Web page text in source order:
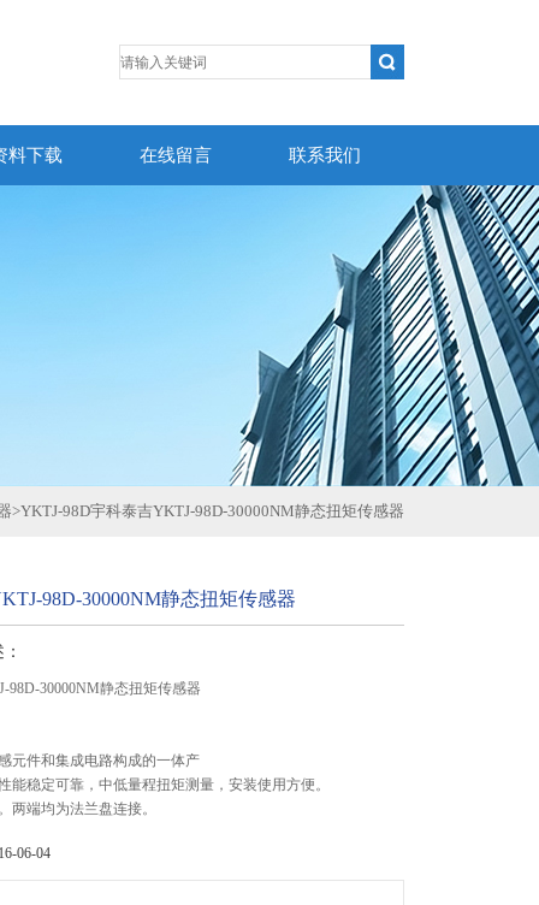
料下载 在线留言 联系我们
>YKTJ-98D宇科泰吉YKTJ-98D-30000NM静态扭矩传感器
98D-30000NM静态扭矩传感器
98D-30000NM静态扭矩传感器
元件和集成电路构成的一体产
能稳定可靠，中低量程扭矩测量，安装使用方便。
两端均为法兰盘连接。
06-04